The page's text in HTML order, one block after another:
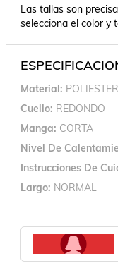
Las tallas son
selecciona el color y
Material
Cuello REDONDO
Manga CORTA
Nivel De
Instrucciones De
Largo NORMAL